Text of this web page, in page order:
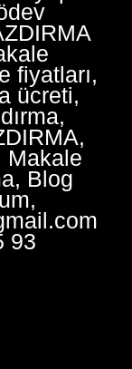
fiyatları,
ücreti,
Makale
Blog
93